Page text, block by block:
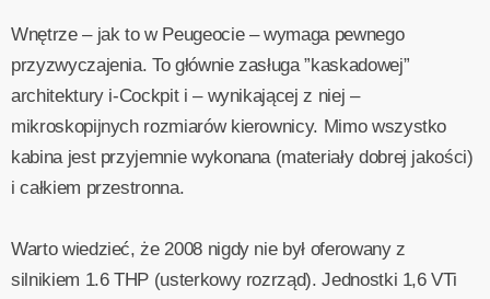
Wnętrze – jak to w Peugeocie – wymaga pewnego
przyzwyczajenia. To głównie zasługa ”kaskadowej”
architektury i-Cockpit i – wynikającej z niej –
mikroskopijnych rozmiarów kierownicy. Mimo wszystko
kabina jest przyjemnie wykonana (materiały dobrej jakości)
i całkiem przestronna.
Warto wiedzieć, że 2008 nigdy nie był oferowany z
silnikiem 1.6 THP (usterkowy rozrząd). Jednostki 1,6 VTi